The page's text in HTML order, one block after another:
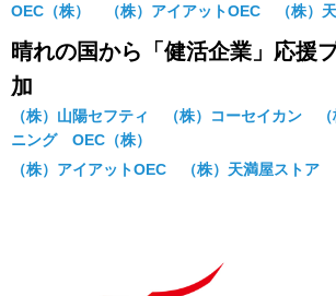
OEC（株） （株）アイアットOEC （株）
晴れの国から「健活企業」応援
加
（株）山陽セフティ （株）コーセイカン （
ニング OEC（株）
（株）アイアットOEC （株）天満屋ストア